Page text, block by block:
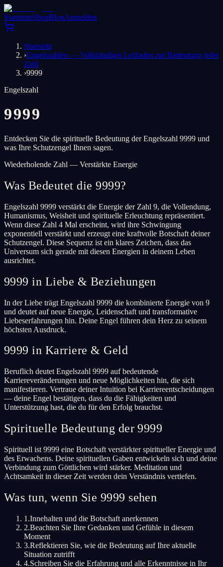
StartseiteShopBlogAnmelden
Startseite
›Engelszahlen — Vollständiger Leitfaden zur Bedeutung jeder
Zahl
›9999
Engelszahl
9999
Entdecken Sie die spirituelle Bedeutung der Engelszahl 9999 und
was Ihre Schutzengel Ihnen sagen.
Wiederholende Zahl — Verstärkte Energie
Was Bedeutet die 9999?
Engelszahl 9999 verstärkt die Energie der Zahl 9, die Vollendung,
Humanismus, Weisheit und spirituelle Erleuchtung repräsentiert.
Wenn diese Zahl 4 Mal erscheint, wird ihre Schwingung
exponentiell verstärkt und erzeugt eine kraftvolle Botschaft deiner
Schutzengel. Diese Sequenz ist ein klares Zeichen, dass das
Universum sich gerade mit diesen Energien in deinem Leben
ausrichtet.
9999 in Liebe & Beziehungen
In der Liebe trägt Engelszahl 9999 die kombinierte Energie von 9
und deutet auf neue Energie, Leidenschaft und transformative
Liebeserfahrungen hin. Deine Engel führen dein Herz zu seinem
höchsten Ausdruck.
9999 in Karriere & Geld
Beruflich deutet Engelszahl 9999 auf bedeutende
Karriereveränderungen und neue Möglichkeiten hin, die sich
manifestieren. Vertraue deiner Intuition bei Karriereentscheidungen
— deine Engel bestätigen, dass du die Fähigkeiten und
Unterstützung hast, die du für den Erfolg brauchst.
Spirituelle Bedeutung der 9999
Spirituell ist 9999 eine Botschaft verstärkter spiritueller Energie und
des Erwachens. Deine spirituellen Gaben entwickeln sich und deine
Verbindung zum Göttlichen wird stärker. Meditation und
Achtsamkeit in dieser Zeit werden dein Verständnis vertiefen.
Was tun, wenn Sie 9999 sehen
1.Innehalten und die Botschaft anerkennen
2.Beachten Sie Ihre Gedanken und Gefühle in diesem
Moment
3.Reflektieren Sie, wie die Bedeutung auf Ihre aktuelle
Situation zutrifft
4.Schreiben Sie die Erfahrung und alle Erkenntnisse in Ihr